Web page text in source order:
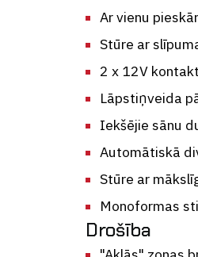
Ar vienu
Stūre ar
2 x 12V
Lāpstiņveida
Iekšējie sānu
Automātiskā
Stūre ar
Monoformas
Drošība